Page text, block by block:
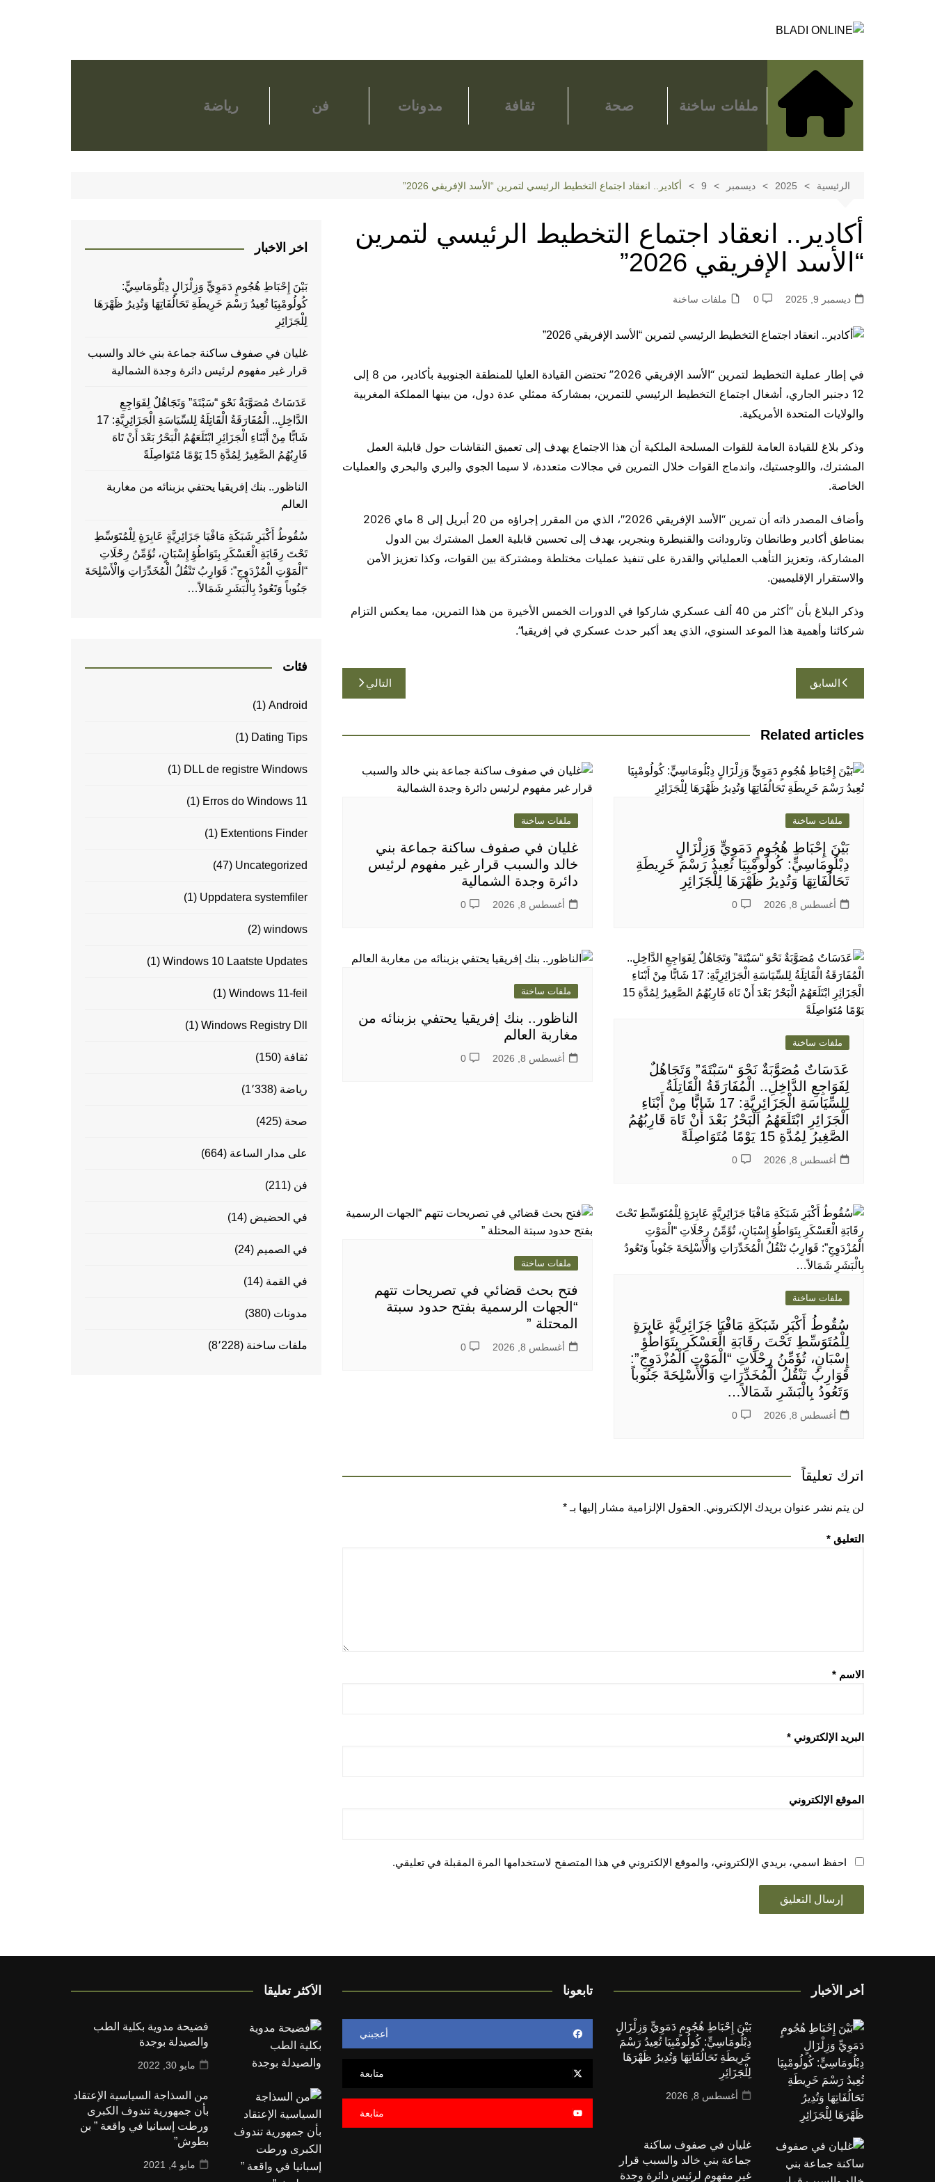
ملفات ساخنة صحة ثقافة مدونات فن رياضة
الرئيسية 2025 ديسمبر 9 أكادير.. انعقاد اجتماع التخطيط الرئيسي لتمرين “الأسد الإفريقي 2026”
أكادير.. انعقاد اجتماع التخطيط الرئيسي لتمرين
“الأسد الإفريقي 2026”
ديسمبر 9, 2025 0 ملفات ساخنة
في إطار عملية التخطيط لتمرين “الأسد الإفريقي 2026” تحتضن القيادة العليا للمنطقة الجنوبية بأكادير، من 8 إلى
12 دجنبر الجاري، أشغال اجتماع التخطيط الرئيسي للتمرين، بمشاركة ممثلي عدة دول، من بينها المملكة المغربية
والولايات المتحدة الأمريكية.
وذكر بلاغ للقيادة العامة للقوات المسلحة الملكية أن هذا الاجتماع يهدف إلى تعميق النقاشات حول قابلية العمل
المشترك، واللوجستيك، واندماج القوات خلال التمرين في مجالات متعددة، لا سيما الجوي والبري والبحري والعمليات
الخاصة.
وأضاف المصدر ذاته أن تمرين “الأسد الإفريقي 2026″، الذي من المقرر إجراؤه من 20 أبريل إلى 8 ماي 2026
بمناطق أكادير وطانطان وتارودانت والقنيطرة وبنجرير، يهدف إلى تحسين قابلية العمل المشترك بين الدول
المشاركة، وتعزيز التأهب العملياتي والقدرة على تنفيذ عمليات مختلطة ومشتركة بين القوات، وكذا تعزيز الأمن
والاستقرار الإقليميين.
وذكر البلاغ بأن “أكثر من 40 ألف عسكري شاركوا في الدورات الخمس الأخيرة من هذا التمرين، مما يعكس التزام
شركائنا وأهمية هذا الموعد السنوي، الذي يعد أكبر حدث عسكري في إفريقيا”.
تصفّح
المقالات
السابق التالي
Related articles
ملفات ساخنة
بَيْنَ إِحْبَاطِ هُجُومٍ دَمَوِيٍّ وَزِلْزَالٍ
دِبْلُومَاسِيٍّ: كُولُومْبِيَا تُعِيدُ رَسْمَ خَرِيطَةِ
تَحَالُفَاتِهَا وَتُدِيرُ ظَهْرَهَا لِلْجَزَائِرِ
أغسطس 8, 2026 0
ملفات ساخنة
غليان في صفوف ساكنة جماعة بني
خالد والسبب قرار غير مفهوم لرئيس
دائرة وجدة الشمالية
أغسطس 8, 2026 0
ملفات ساخنة
عَدَسَاتٌ مُصَوَّبَةٌ نَحْوَ “سَبْتَةَ” وَتَجَاهُلٌ
لِفَوَاجِعِ الدَّاخِلِ.. الْمُفَارَقَةُ الْقَاتِلَةُ
لِلسِّيَاسَةِ الْجَزَائِرِيَّةِ: 17 شَابًّا مِنْ أَبْنَاءِ
الْجَزَائِرِ ابْتَلَعَهُمُ الْبَحْرُ بَعْدَ أَنْ تَاهَ قَارِبُهُمُ
الصَّغِيرُ لِمُدَّةِ 15 يَوْمًا مُتَوَاصِلَةً
أغسطس 8, 2026 0
ملفات ساخنة
الناظور.. بنك إفريقيا يحتفي بزبنائه من
مغاربة العالم
أغسطس 8, 2026 0
ملفات ساخنة
سُقُوطُ أَكْبَرِ شَبَكَةِ مَافْيَا جَزَائِرِيَّةٍ عَابِرَةٍ
لِلْمُتَوَسِّطِ تَحْتَ رِقَابَةِ الْعَسْكَرِ بِتَوَاطُؤِ
إِسْبَانٍ، تُؤَمِّنُ رِحْلَاتِ “الْمَوْتِ الْمُزْدَوِجِ”:
قَوَارِبُ تَنْقُلُ الْمُخَدِّرَاتِ وَالْأَسْلِحَةَ جَنُوباً
وَتَعُودُ بِالْبَشَرِ شَمَالاً…
أغسطس 8, 2026 0
ملفات ساخنة
فتح بحث قضائي في تصريحات تتهم
“الجهات الرسمية بفتح حدود سبتة
المحتلة ”
أغسطس 8, 2026 0
اترك تعليقاً
لن يتم نشر عنوان بريدك الإلكتروني. الحقول الإلزامية مشار إليها بـ *
التعليق *
الاسم *
البريد الإلكتروني *
الموقع الإلكتروني
احفظ اسمي، بريدي الإلكتروني، والموقع الإلكتروني في هذا المتصفح لاستخدامها المرة المقبلة في تعليقي.
اخر الاخبار
بَيْنَ إِحْبَاطِ هُجُومٍ دَمَوِيٍّ وَزِلْزَالٍ دِبْلُومَاسِيٍّ:
كُولُومْبِيَا تُعِيدُ رَسْمَ خَرِيطَةِ تَحَالُفَاتِهَا وَتُدِيرُ ظَهْرَهَا
لِلْجَزَائِرِ
غليان في صفوف ساكنة جماعة بني خالد والسبب
قرار غير مفهوم لرئيس دائرة وجدة الشمالية
عَدَسَاتٌ مُصَوَّبَةٌ نَحْوَ “سَبْتَةَ” وَتَجَاهُلٌ لِفَوَاجِعِ
الدَّاخِلِ.. الْمُفَارَقَةُ الْقَاتِلَةُ لِلسِّيَاسَةِ الْجَزَائِرِيَّةِ: 17
شَابًّا مِنْ أَبْنَاءِ الْجَزَائِرِ ابْتَلَعَهُمُ الْبَحْرُ بَعْدَ أَنْ تَاهَ
قَارِبُهُمُ الصَّغِيرُ لِمُدَّةِ 15 يَوْمًا مُتَوَاصِلَةً
الناظور.. بنك إفريقيا يحتفي بزبنائه من مغاربة
العالم
سُقُوطُ أَكْبَرِ شَبَكَةِ مَافْيَا جَزَائِرِيَّةٍ عَابِرَةٍ لِلْمُتَوَسِّطِ
تَحْتَ رِقَابَةِ الْعَسْكَرِ بِتَوَاطُؤِ إِسْبَانٍ، تُؤَمِّنُ رِحْلَاتِ
“الْمَوْتِ الْمُزْدَوِجِ”: قَوَارِبُ تَنْقُلُ الْمُخَدِّرَاتِ وَالْأَسْلِحَةَ
جَنُوباً وَتَعُودُ بِالْبَشَرِ شَمَالاً…
فئات
Android
(1)
Dating Tips
(1)
DLL de registre Windows
(1)
Erros do Windows 11
(1)
Extentions Finder
(1)
Uncategorized
(47)
Uppdatera systemfiler
(1)
windows
(2)
Windows 10 Laatste Updates
(1)
Windows 11-feil
(1)
Windows Registry Dll
(1)
ثقافة (150)
رياضة (1٬338)
صحة (425)
على مدار الساعة (664)
فن (211)
في الحضيض (14)
في الصميم (24)
في القمة (14)
مدونات (380)
ملفات ساخنة (8٬228)
أخر الأخبار
بَيْنَ إِحْبَاطِ هُجُومٍ دَمَوِيٍّ وَزِلْزَالٍ
دِبْلُومَاسِيٍّ: كُولُومْبِيَا تُعِيدُ رَسْمَ
خَرِيطَةِ تَحَالُفَاتِهَا وَتُدِيرُ ظَهْرَهَا
لِلْجَزَائِرِ
أغسطس 8, 2026
غليان في صفوف ساكنة
جماعة بني خالد والسبب قرار
غير مفهوم لرئيس دائرة وجدة
تابعونا
أعجبني
متابعة
متابعة
الأكثر تعليقا
فضيحة مدوية بكلية الطب
والصيدلة بوجدة
مايو 30, 2022
من السذاجة السياسية الإعتقاد
بأن جمهورية تندوف الكبرى
ورطت إسبانيا في واقعة ” بن
بطوش”
مايو 4, 2021